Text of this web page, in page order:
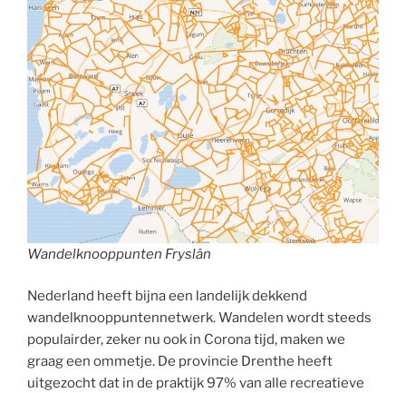
Wandelknooppunten Fryslân
Nederland heeft bijna een landelijk dekkend
wandelknooppuntennetwerk. Wandelen wordt steeds
populairder, zeker nu ook in Corona tijd, maken we
graag een ommetje. De provincie Drenthe heeft
uitgezocht dat in de praktijk 97% van alle recreatieve